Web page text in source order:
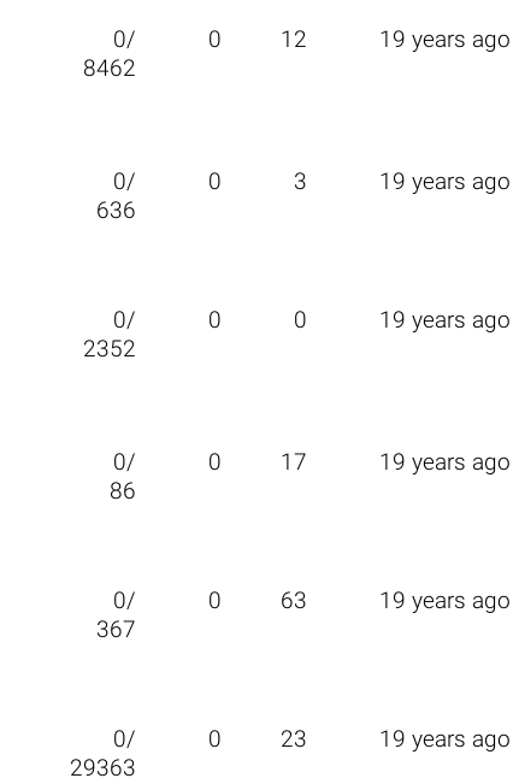
0/
8462
0 12 19 years ago
0/
636
0 3 19 years ago
0/
2352
0 0 19 years ago
0/
86
0 17 19 years ago
0/
367
0 63 19 years ago
0/
29363
0 23 19 years ago